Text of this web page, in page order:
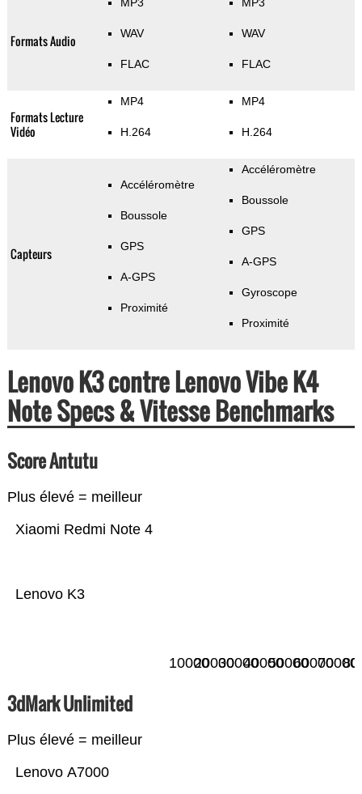
Formats Audio WAV
FLAC
WAV
FLAC
Formats Lecture
Vidéo
MP4
H.264
MP4
H.264
Capteurs
Accéléromètre
Boussole
GPS
A-GPS
Proximité
Accéléromètre
Boussole
GPS
A-GPS
Gyroscope
Proximité
Lenovo K3 contre Lenovo Vibe K4
Note Specs & Vitesse Benchmarks
Score Antutu
Plus élevé = meilleur
Lenovo K3
Xiaomi Redmi Note 4
10000200003000040000500006000070000
3dMark Unlimited
Plus élevé = meilleur
Lenovo A7000